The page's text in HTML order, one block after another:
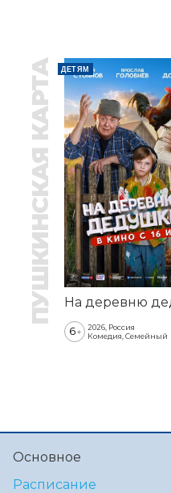
ПУШКИНСКАЯ КАРТА ДЕТЯМ
6+
2026, Россия
Комедия, Семейный
Основное
Расписание